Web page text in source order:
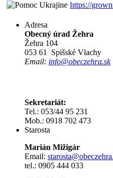
https://
Adresa
Obecný úrad Žehra
Žehra 104
053 61 Spišské Vlachy
Email: info@obeczehra.sk
Sekretariát:
Tel.: 053/44 95 231
Mob.: 0918 702 473
Starosta
Marián Mižigár
Email:
tel.: 0905 444 033